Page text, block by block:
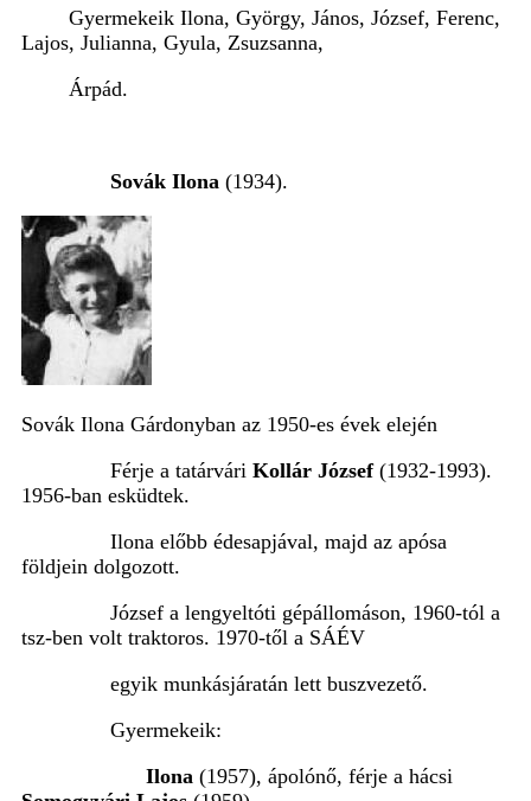
Gyermekeik Ilona, György, János, József, Ferenc,
Lajos, Julianna, Gyula, Zsuzsanna,
Árpád.
Sovák Ilona (1934).
Sovák Ilona Gárdonyban az 1950-es évek elején
Férje a tatárvári Kollár József(1932-1993).
1956-ban esküdtek.
Ilona előbb édesapjával, majd az apósa
földjein dolgozott.
József a lengyeltóti gépállomáson, 1960-tól a
tsz-ben volt traktoros. 1970-től a SÁÉV
egyik munkásjáratán lett buszvezető.
Gyermekeik:
Ilona (1957), ápolónő, férje a hácsi